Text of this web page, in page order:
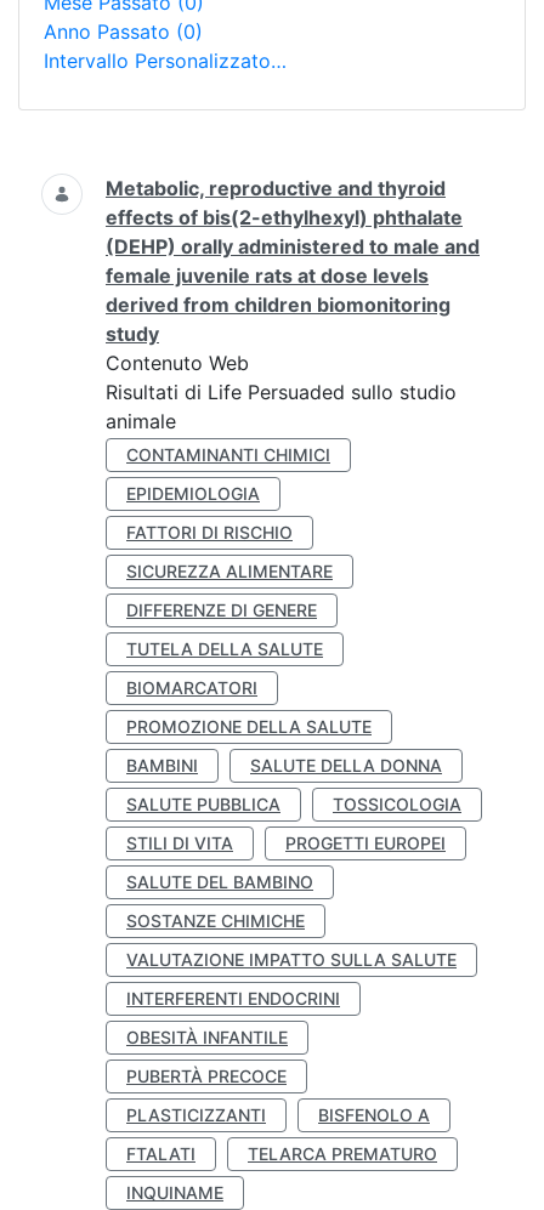
Anno Passato (0)
Intervallo Personalizzato…
Ricerca
Metabolic, reproductive and thyroid
effects of bis(2-ethylhexyl) phthalate
(DEHP) orally administered to male and
female juvenile rats at dose levels
derived from children biomonitoring
study
Contenuto Web
Risultati di Life Persuaded sullo studio
animale
CONTAMINANTI CHIMICI
EPIDEMIOLOGIA
FATTORI DI RISCHIO
SICUREZZA ALIMENTARE
DIFFERENZE DI GENERE
TUTELA DELLA SALUTE
BIOMARCATORI
PROMOZIONE DELLA SALUTE
BAMBINI
SALUTE DELLA DONNA
SALUTE PUBBLICA
TOSSICOLOGIA
STILI DI VITA
PROGETTI EUROPEI
SALUTE DEL BAMBINO
SOSTANZE CHIMICHE
VALUTAZIONE IMPATTO SULLA SALUTE
INTERFERENTI ENDOCRINI
OBESITÀ INFANTILE
PUBERTÀ PRECOCE
PLASTICIZZANTI
BISFENOLO A
FTALATI
TELARCA PREMATURO
INQUINAME